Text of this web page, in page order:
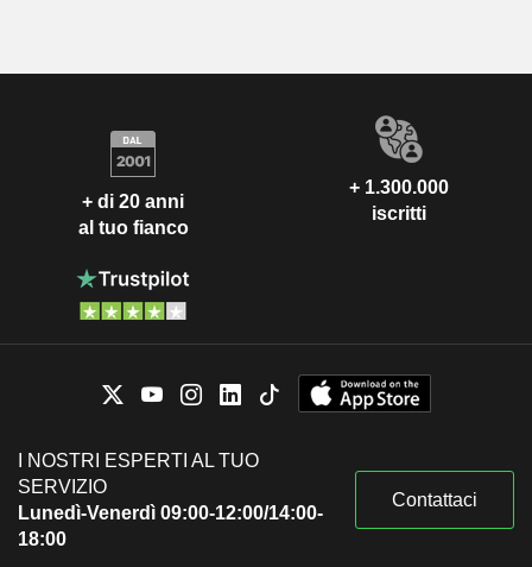
+ di 20 anni
al tuo fianco
+ 1.300.000
iscritti
I NOSTRI ESPERTI AL TUO
SERVIZIO
Lunedì-Venerdì 09:00-12:00/14:00-
18:00
Contattaci